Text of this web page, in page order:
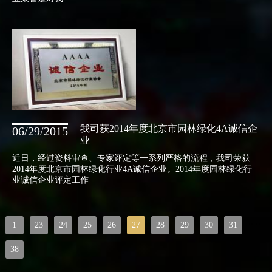
06/29/2015
我司获2014年度北京市园林绿化4A诚信企
业
近日，经过资料审查、专家评定等一系列严格的流程，我司荣获
2014年度北京市园林绿化行业4A诚信企业。2014年度园林绿化行
业诚信企业评定工作
1 23 24 25 26 27 28 29 30 31
38